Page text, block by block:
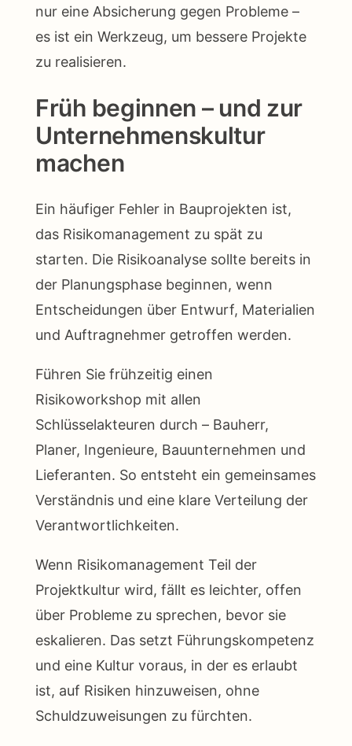
nur eine Absicherung gegen Probleme –
es ist ein Werkzeug, um bessere Projekte
zu realisieren.
Früh beginnen – und zur
Unternehmenskultur
machen
Ein häufiger Fehler in Bauprojekten ist,
das Risikomanagement zu spät zu
starten. Die Risikoanalyse sollte bereits in
der Planungsphase beginnen, wenn
Entscheidungen über Entwurf, Materialien
und Auftragnehmer getroffen werden.
Führen Sie frühzeitig einen
Risikoworkshop mit allen
Schlüsselakteuren durch – Bauherr,
Planer, Ingenieure, Bauunternehmen und
Lieferanten. So entsteht ein gemeinsames
Verständnis und eine klare Verteilung der
Verantwortlichkeiten.
Wenn Risikomanagement Teil der
Projektkultur wird, fällt es leichter, offen
über Probleme zu sprechen, bevor sie
eskalieren. Das setzt Führungskompetenz
und eine Kultur voraus, in der es erlaubt
ist, auf Risiken hinzuweisen, ohne
Schuldzuweisungen zu fürchten.